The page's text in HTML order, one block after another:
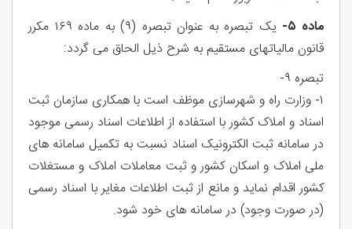
ماده ۵-
یک تبصره به عنوان تبصره (۹) به ماده ۱۶۹ مکرر
قانون مالیاتهای مستقیم به شرح ذیل الحاق می گردد:
تبصره ۹-
۱- وزارت راه و شهرسازی موظف است با همکاری سازمان ثبت
اسناد و املاک کشور با استفاده از اطلاعات اسناد رسمی موجود
در سامانه ثبت الکترونیک اسناد نسبت به تکمیل سامانه های
ملی املاک و اسکان کشور و ثبت معاملات املاک و مستغلات
کشور اقدام نماید و مانع از ثبت اطلاعات مغایر با اسناد رسمی
(در صورت وجود) در سامانه های خود شود.